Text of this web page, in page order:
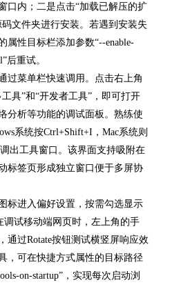
口内；二是点击“加载已解压的扩
文件夹进行安装。若遇到安装失
属性目标栏添加参数“--enable-
后重试。
过菜单栏快速调用。点击右上角
具”和“开发者工具”，即可打开
分析等功能的调试面板。熟练使
系统按Ctrl+Shift+I，Mac系统则
出工具窗口。该界面支持吸附在
标签页形成独立窗口便于多屏协
标进入偏好设置，按需勾选显示
调试移动端网页时，左上角的手
通过Rotate按钮测试横竖屏响应效
，可在快捷方式属性的目标路径
on-startup”，实现每次启动浏